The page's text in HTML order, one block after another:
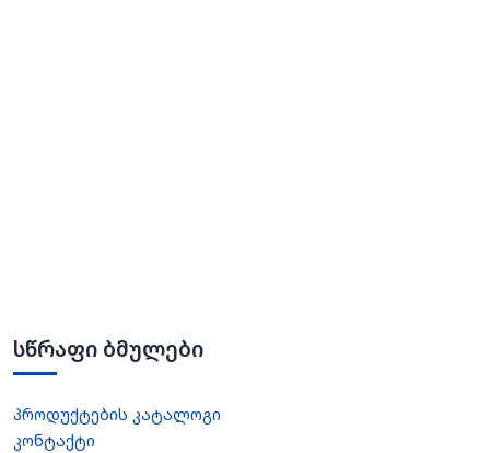
სწრაფი ბმულები
პროდუქტების კატალოგი
კონტაქტი